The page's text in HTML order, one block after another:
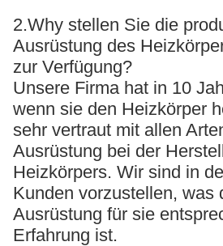
2.Why stellen Sie die
Ausrüstung des
zur Verfügung?
Unsere Firma hat in 10
wenn sie den Heizkörper
sehr vertraut mit allen
Ausrüstung bei der
Heizkörpers. Wir sind in
Kunden vorzustellen, was
Ausrüstung für sie
Erfahrung ist.